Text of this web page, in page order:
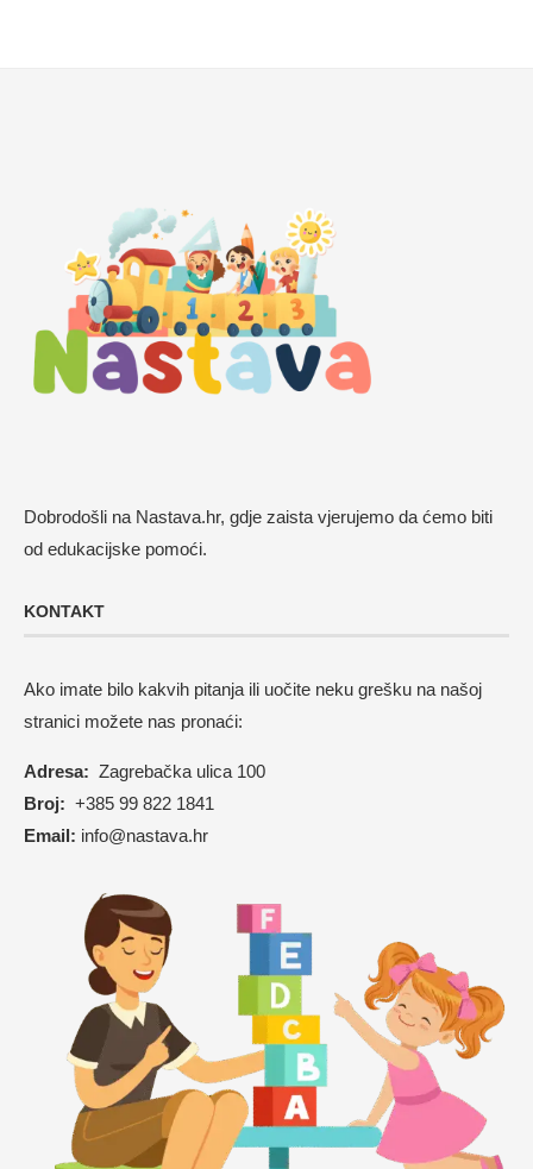
Dobrodošli na Nastava.hr, gdje zaista vjerujemo da ćemo biti
od edukacijske pomoći.
KONTAKT
Ako imate bilo kakvih pitanja ili uočite neku grešku na našoj
stranici možete nas pronaći:
Adresa: Zagrebačka ulica 100
Broj: +385 99 822 1841
Email: info@nastava.hr